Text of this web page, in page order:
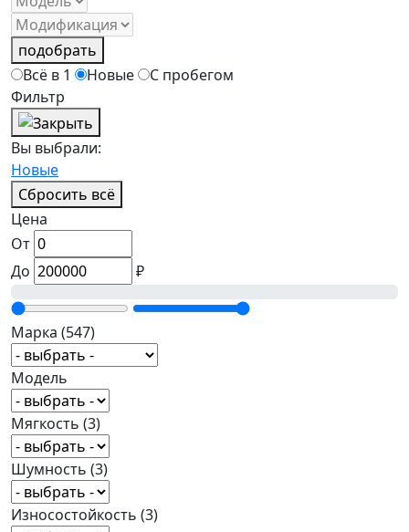
подобрать
Всё в 1
Новые
С пробегом
Фильтр
Вы выбрали:
Новые
Сбросить всё
Цена
От
До
₽
Марка (547)
Модель
Мягкость (3)
Шумность (3)
Износостойкость (3)